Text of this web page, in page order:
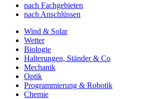
nach Fachgebieten
nach Anschlüssen
Wind & Solar
Wetter
Biologie
Halterungen, Ständer & Co
Mechanik
Optik
Programmierung & Robotik
Chemie